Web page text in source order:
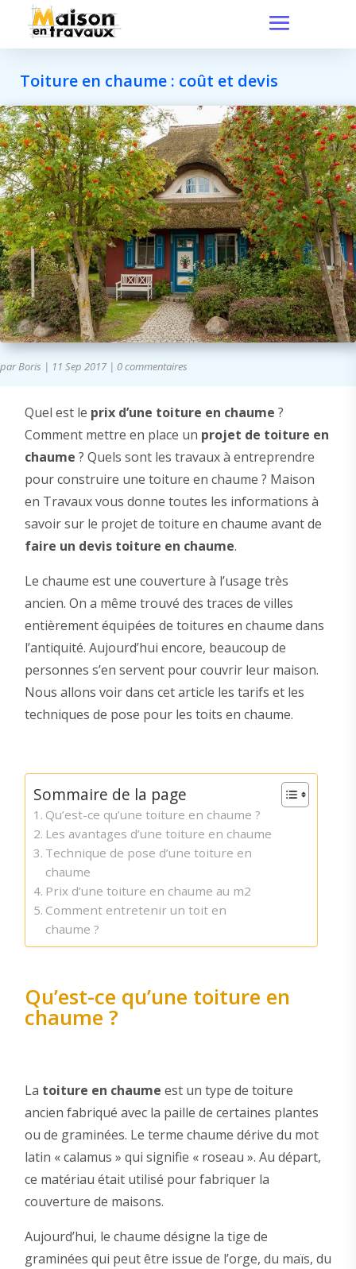
Toiture en chaume : coût et devis
parBoris | 11 Sep 2017 | 0 commentaires
Quel est le prix d’une toiture en chaume ?
Comment mettre en place un projet de toiture en
chaume ? Quels sont les travaux à entreprendre
pour construire une toiture en chaume ? Maison
en Travaux vous donne toutes les informations à
savoir sur le projet de toiture en chaume avant de
faire un devis toiture en chaume.
Le chaume est une couverture à l’usage très
ancien. On a même trouvé des traces de villes
entièrement équipées de toitures en chaume dans
l’antiquité. Aujourd’hui encore, beaucoup de
personnes s’en servent pour couvrir leur maison.
Nous allons voir dans cet article les tarifs et les
techniques de pose pour les toits en chaume.
Sommaire de la page
Qu’est-ce qu’une toiture en chaume ?
Les avantages d’une toiture en chaume
Technique de pose d’une toiture en
chaume
Prix d’une toiture en chaume au m2
Comment entretenir un toit en
chaume ?
Qu’est-ce qu’une toiture en
chaume ?
La toiture en chaume est un type de toiture
ancien fabriqué avec la paille de certaines plantes
ou de graminées. Le terme chaume dérive du mot
latin « calamus » qui signifie « roseau ». Au départ,
ce matériau était utilisé pour fabriquer la
couverture de maisons.
Aujourd’hui, le chaume désigne la tige de
graminées qui peut être issue de l’orge, du maïs, du